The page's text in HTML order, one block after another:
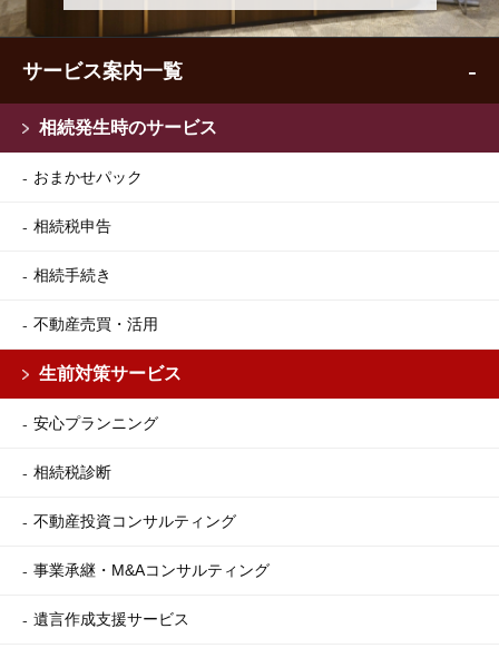
サービス案内一覧
相続発生時のサービス
おまかせパック
相続税申告
相続手続き
不動産売買・活用
生前対策サービス
安心プランニング
相続税診断
不動産投資コンサルティング
事業承継・M&Aコンサルティング
遺言作成支援サービス